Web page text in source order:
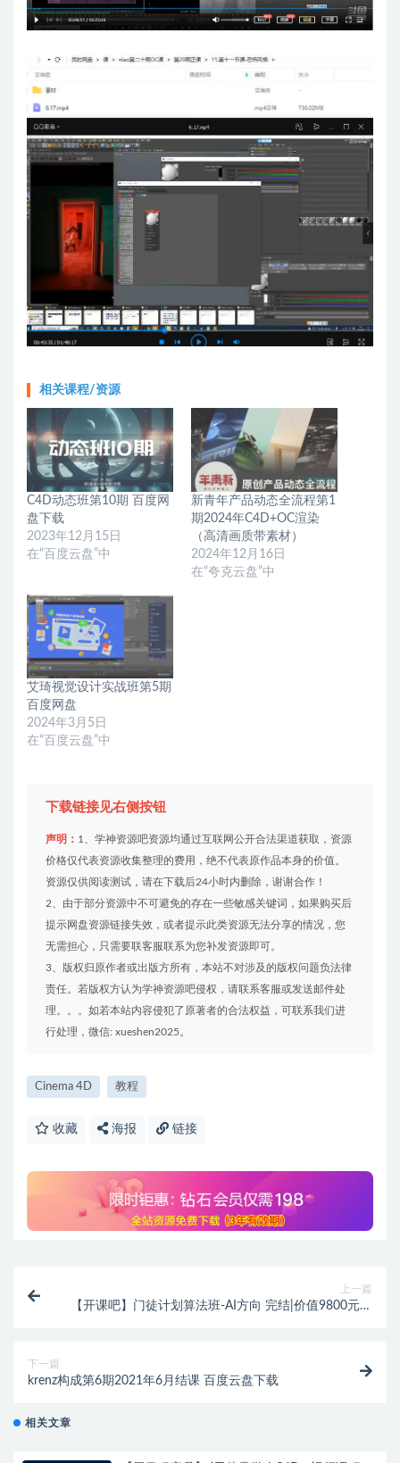
相关课程/资源
C4D动态班第10期 百度网
盘下载
2023年12月15日
在“百度云盘”中
新青年产品动态全流程第1
期2024年C4D+OC渲染
（高清画质带素材）
2024年12月16日
在“夸克云盘”中
艾琦视觉设计实战班第5期
百度网盘
2024年3月5日
在“百度云盘”中
下载链接见右侧按钮
声明： 1、学神资源吧资源均通过互联网公开合法渠道获取，资源
价格仅代表资源收集整理的费用，绝不代表原作品本身的价值。
资源仅供阅读测试，请在下载后24小时内删除，谢谢合作！
2、由于部分资源中不可避免的存在一些敏感关键词，如果购买后
提示网盘资源链接失效，或者提示此类资源无法分享的情况，您
无需担心，只需要联客服联系为您补发资源即可。
3、版权归原作者或出版方所有，本站不对涉及的版权问题负法律
责任。若版权方认为学神资源吧侵权，请联系客服或发送邮件处
理。。。如若本站内容侵犯了原著者的合法权益，可联系我们进
行处理，微信: xueshen2025。
Cinema 4D 教程
收藏 海报 链接
上一篇
【开课吧】门徒计划算法班-AI方向 完结|价值9800元，
下一篇
krenz构成第6期2021年6月结课 百度云盘下载
相关文章